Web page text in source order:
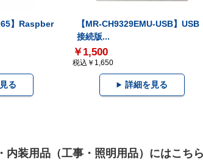
】Raspber
る
【MR-CH9329EMU-USB】USB
接続版...
￥1,500
税込￥1,650
詳細を見る
内装用品（工事・照明用品）にはこち